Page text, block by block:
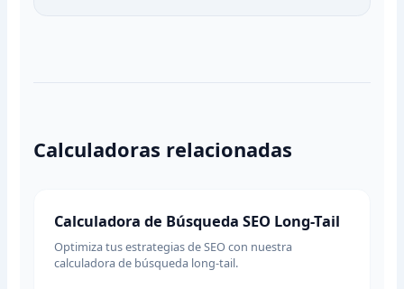
Calculadoras relacionadas
Calculadora de Búsqueda SEO Long-Tail
Optimiza tus estrategias de SEO con nuestra
calculadora de búsqueda long-tail.